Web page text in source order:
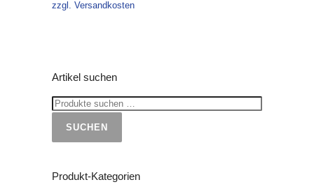
zzgl. Versandkosten
Artikel suchen
SUCHEN
Produkt-Kategorien